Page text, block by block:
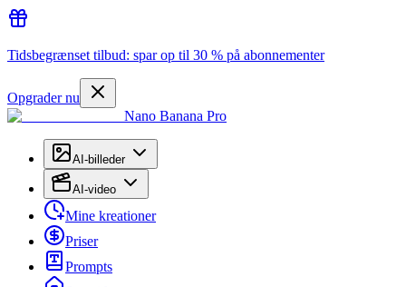
Tidsbegrænset tilbud: spar op til 30 % på abonnementer
Opgrader nu
Nano Banana Pro
AI-billeder
AI-video
Mine kreationer
Priser
Prompts